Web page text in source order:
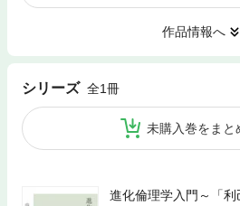
作品情報へ
シリーズ 全1冊
未購入巻をまと
進化倫理学入門～「